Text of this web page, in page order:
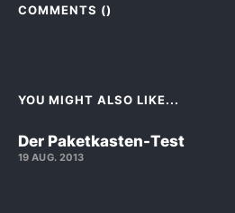
COMMENTS ()
YOU MIGHT ALSO LIKE...
Der Paketkasten-Test
19 AUG. 2013